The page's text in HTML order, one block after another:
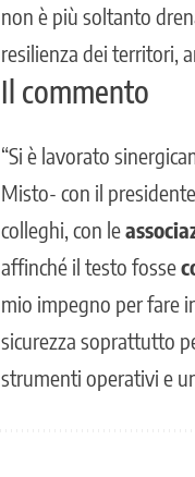
non è più soltanto
resilienza dei territori,
Il commento
“Si è lavorato
Misto- con il presidente
colleghi, con le
affinché il testo fosse
mio impegno per fare
sicurezza soprattutto
strumenti operativi e